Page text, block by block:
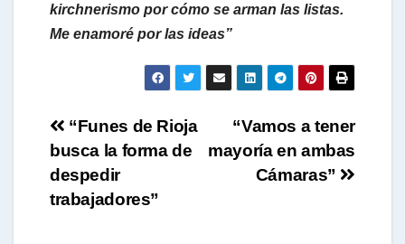
kirchnerismo por cómo se arman las listas.
Me enamoré por las ideas”
Navegación
de
entradas
“Vamos a tener
mayoría en ambas
Cámaras”
“Funes de Rioja
busca la forma de
despedir
trabajadores”